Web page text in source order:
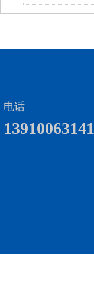
电话
13910063141